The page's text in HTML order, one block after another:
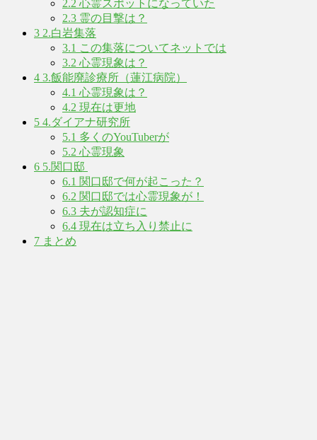
2.2 心霊スポットになっていた
2.3 霊の目撃は？
3 2.白岩集落
3.1 この集落についてネットでは
3.2 心霊現象は？
4 3.飯能廃診療所（蓮江病院）
4.1 心霊現象は？
4.2 現在は更地
5 4.ダイアナ研究所
5.1 多くのYouTuberが
5.2 心霊現象
6 5.関口邸
6.1 関口邸で何が起こった？
6.2 関口邸では心霊現象が！
6.3 夫が認知症に
6.4 現在は立ち入り禁止に
7 まとめ